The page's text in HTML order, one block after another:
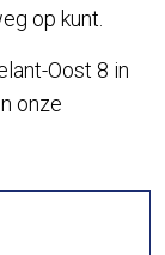
op kunt.
Oost 8 in
onze